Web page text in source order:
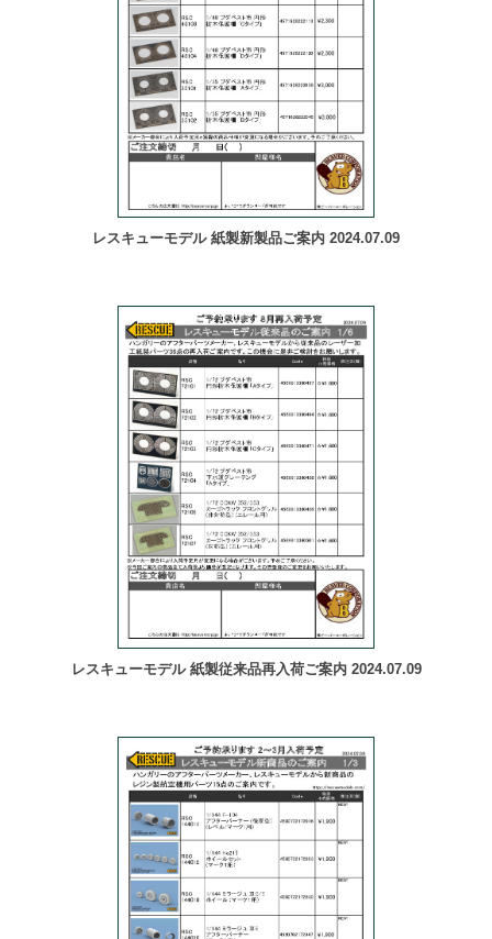
レスキューモデル 紙製新製品ご案内 2024.07.09
レスキューモデル 紙製従来品再入荷ご案内 2024.07.09